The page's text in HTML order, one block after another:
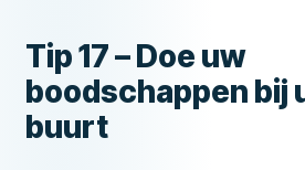
Tip 17 – Doe uw
boodschappen bij
buurt